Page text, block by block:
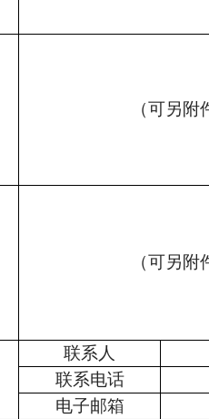
（可另
（可另
联系人
联系电话
电子邮箱